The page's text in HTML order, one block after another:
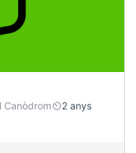
Canòdrom
2 anys